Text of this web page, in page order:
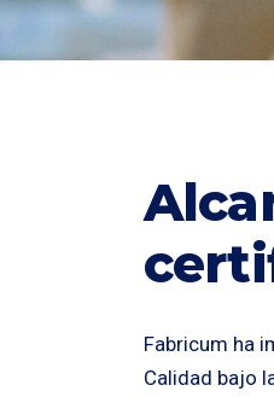
Fabricum ha
Calidad bajo